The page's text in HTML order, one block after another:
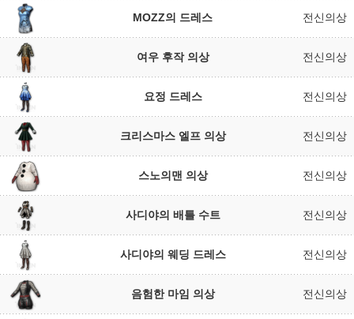
MOZZ의 드레스 전신의상
여우 후작 의상 전신의상
요정 드레스 전신의상
크리스마스 엘프 의상 전신의상
스노의맨 의상 전신의상
사디야의 배틀 수트 전신의상
사디야의 웨딩 드레스 전신의상
음험한 마임 의상 전신의상